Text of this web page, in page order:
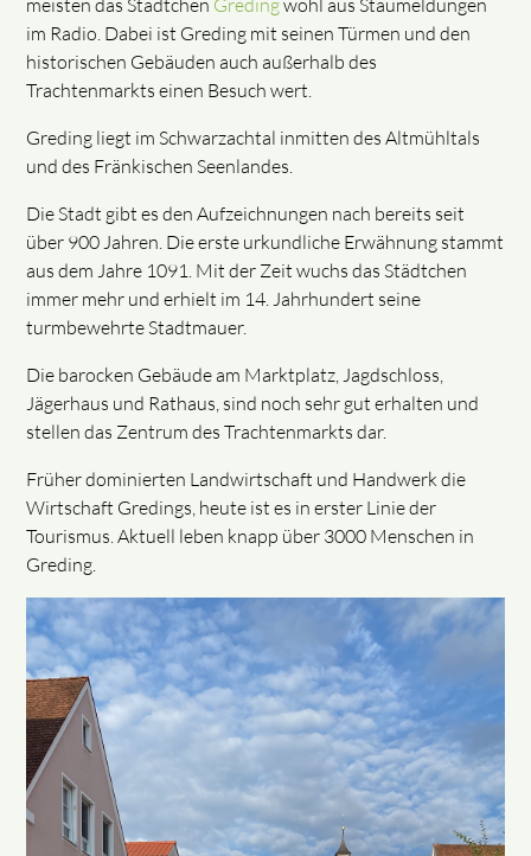
meisten das Städtchen Gredingwohl aus Staumeldungen
im Radio. Dabei ist Greding mit seinen Türmen und den
historischen Gebäuden auch außerhalb des
Trachtenmarkts einen Besuch wert.
Greding liegt im Schwarzachtal inmitten des Altmühltals
und des Fränkischen Seenlandes.
Die Stadt gibt es den Aufzeichnungen nach bereits seit
über 900 Jahren. Die erste urkundliche Erwähnung stammt
aus dem Jahre 1091. Mit der Zeit wuchs das Städtchen
immer mehr und erhielt im 14. Jahrhundert seine
turmbewehrte Stadtmauer.
Die barocken Gebäude am Marktplatz, Jagdschloss,
Jägerhaus und Rathaus, sind noch sehr gut erhalten und
stellen das Zentrum des Trachtenmarkts dar.
Früher dominierten Landwirtschaft und Handwerk die
Wirtschaft Gredings, heute ist es in erster Linie der
Tourismus. Aktuell leben knapp über 3000 Menschen in
Greding.